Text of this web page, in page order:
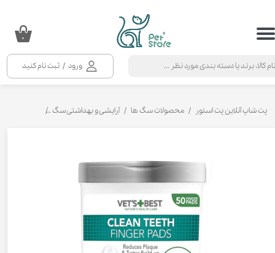
ورود / ثبت نام کنید
حساب کاربری من
خروج از حساب کاربری
۰
پت شاپ آنلاین پت استور محصولات سگ ها آرایشی و بهداشتی سگ